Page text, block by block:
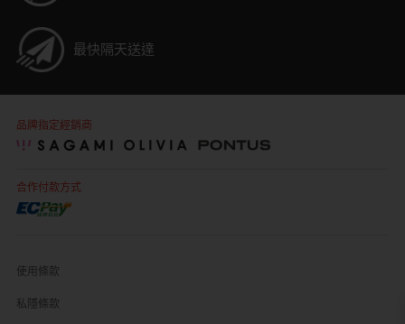
最快隔天送達
品牌指定經銷商
合作付款方式
使用條款
私隱條款